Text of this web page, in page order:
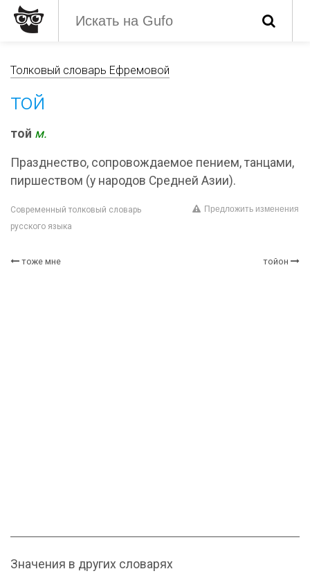
Толковый словарь Ефремовой
той
той м.
Празднество, сопровождаемое пением, танцами,
пиршеством (у народов Средней Азии).
Современный толковый словарь
русского языка
Предложить изменения
тоже мне тойон
Значения в других словарях